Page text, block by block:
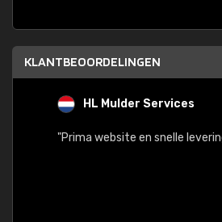
KLANTBEOORDELINGEN
HL Mulder Services
"Prima website en snelle